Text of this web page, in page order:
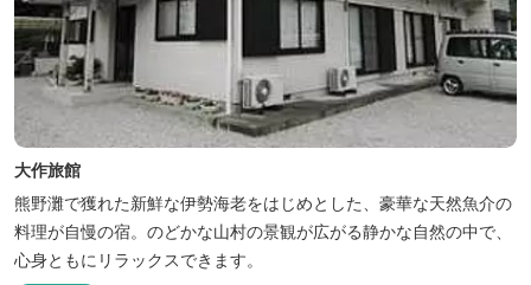
大作旅館
熊野灘で獲れた新鮮な伊勢海老をはじめとした、豪華な天然魚介の
料理が自慢の宿。のどかな山村の景観が広がる静かな自然の中で、
心身ともにリラックスできます。